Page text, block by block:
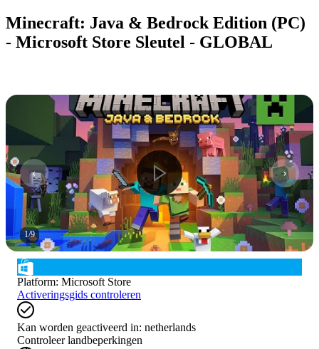
Minecraft: Java & Bedrock Edition (PC)
- Microsoft Store Sleutel - GLOBAL
1/9
Platform: Microsoft Store
Activeringsgids controleren
Kan worden geactiveerd in: netherlands
Controleer landbeperkingen